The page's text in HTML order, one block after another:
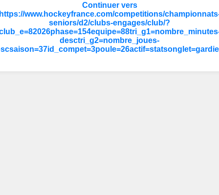
Continuer vers
www.hockeyfrance.com/competitions/
seniors/d2/clubs-engages/club/?
desctri_g2=nombre_joues-